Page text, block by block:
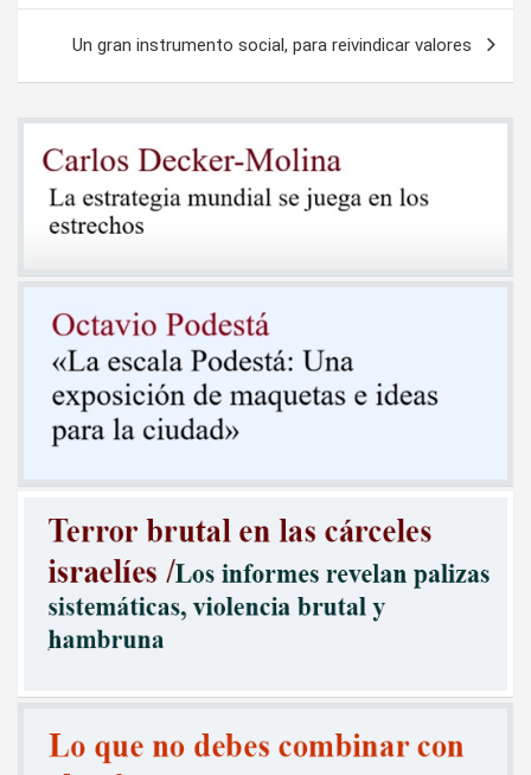
entradasUn gran instrumento social, para reivindicar valores